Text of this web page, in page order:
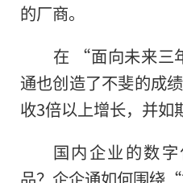
的厂商。
在 “面向未来三
通也创造了不斐的成
收3倍以上增长，并如
国内企业的数